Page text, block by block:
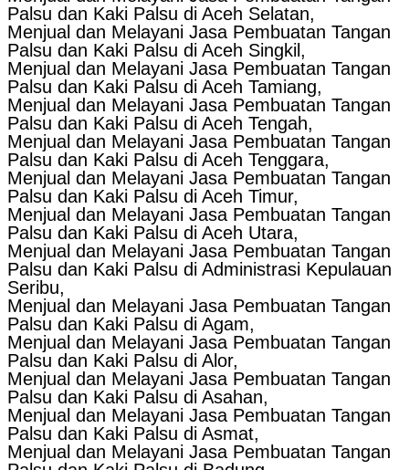
Palsu dan Kaki Palsu di Aceh Selatan,
Menjual dan Melayani Jasa Pembuatan Tangan
Palsu dan Kaki Palsu di Aceh Singkil,
Menjual dan Melayani Jasa Pembuatan Tangan
Palsu dan Kaki Palsu di Aceh Tamiang,
Menjual dan Melayani Jasa Pembuatan Tangan
Palsu dan Kaki Palsu di Aceh Tengah,
Menjual dan Melayani Jasa Pembuatan Tangan
Palsu dan Kaki Palsu di Aceh Tenggara,
Menjual dan Melayani Jasa Pembuatan Tangan
Palsu dan Kaki Palsu di Aceh Timur,
Menjual dan Melayani Jasa Pembuatan Tangan
Palsu dan Kaki Palsu di Aceh Utara,
Menjual dan Melayani Jasa Pembuatan Tangan
Palsu dan Kaki Palsu di Administrasi Kepulauan
Seribu,
Menjual dan Melayani Jasa Pembuatan Tangan
Palsu dan Kaki Palsu di Agam,
Menjual dan Melayani Jasa Pembuatan Tangan
Palsu dan Kaki Palsu di Alor,
Menjual dan Melayani Jasa Pembuatan Tangan
Palsu dan Kaki Palsu di Asahan,
Menjual dan Melayani Jasa Pembuatan Tangan
Palsu dan Kaki Palsu di Asmat,
Menjual dan Melayani Jasa Pembuatan Tangan